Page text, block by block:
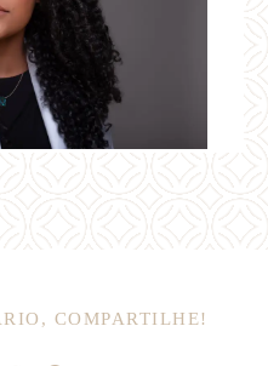
COMPARTILHE!